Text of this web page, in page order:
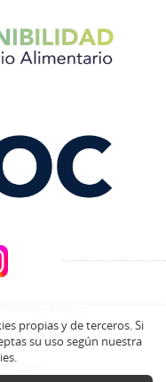
propias y de terceros. Si
su uso según nuestra